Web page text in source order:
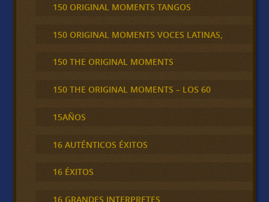
150 ORIGINAL MOMENTS TANGOS
150 ORIGINAL MOMENTS VOCES LATINAS,
150 THE ORIGINAL MOMENTS
150 THE ORIGINAL MOMENTS – LOS 60
15AÑOS
16 AUTÉNTICOS ÉXITOS
16 ÉXITOS
16 GRANDES INTERPRETES